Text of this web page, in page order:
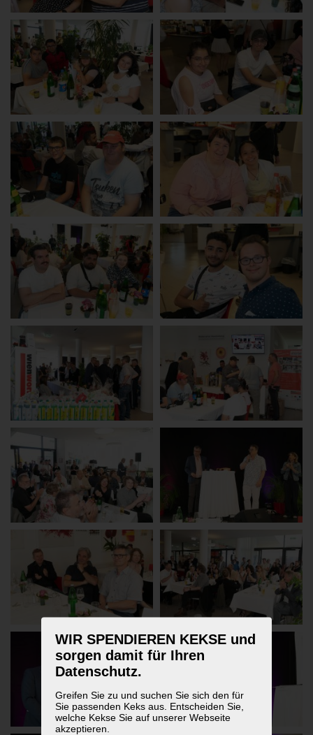
WIR SPENDIEREN KEKSE und
sorgen damit für Ihren
Datenschutz.
Greifen Sie zu und suchen Sie sich den für
Sie passenden Keks aus. Entscheiden Sie,
welche Kekse Sie auf unserer Webseite
akzeptieren.